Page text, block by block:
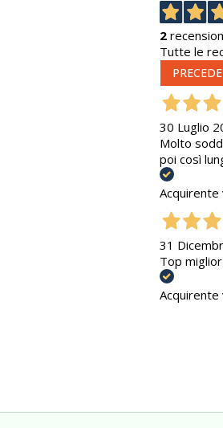
2
Tutte le
30 Luglio
Molto
poi così
31
Top